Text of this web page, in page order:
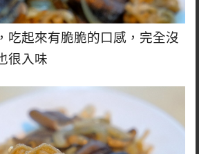
吃起來有脆脆的口感，完全沒
很入味